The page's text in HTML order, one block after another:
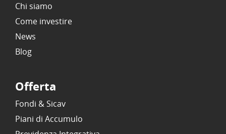
Chi siamo
Come investire
News
Blog
Offerta
Fondi & Sicav
Piani di Accumulo